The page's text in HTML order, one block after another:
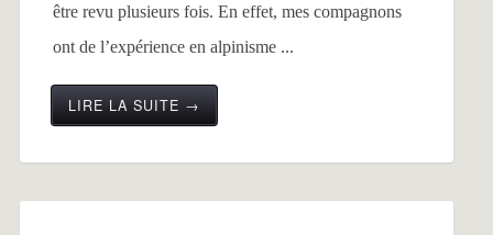
être revu plusieurs fois. En effet, mes compagnons
ont de l’expérience en alpinisme ...
LIRE LA SUITE →